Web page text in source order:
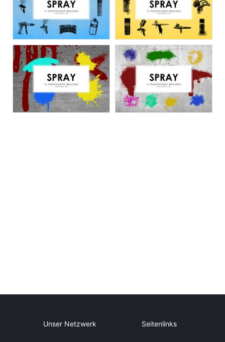
Unser Netzwerk Seitenlinks